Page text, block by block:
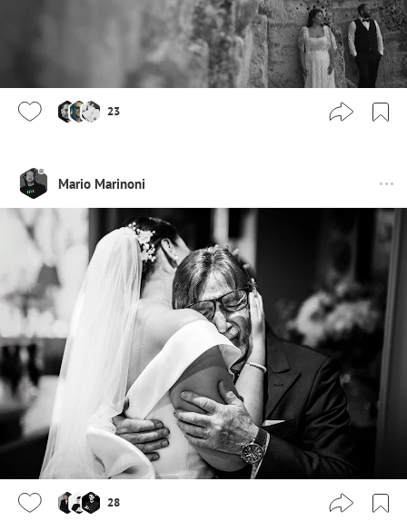
23
Mario Marinoni
28